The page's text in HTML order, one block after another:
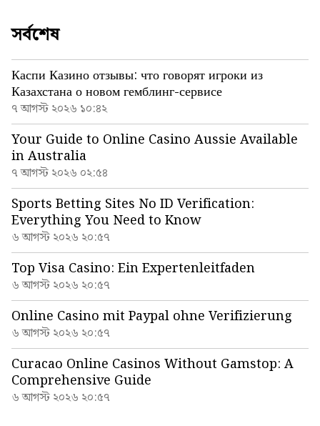
সর্বশেষ
Каспи Казино отзывы: что говорят игроки из
Казахстана о новом гемблинг-сервисе
৭ আগস্ট ২০২৬ ১০:৪২
Your Guide to Online Casino Aussie Available
in Australia
৭ আগস্ট ২০২৬ ০২:৫৪
Sports Betting Sites No ID Verification:
Everything You Need to Know
৬ আগস্ট ২০২৬ ২০:৫৭
Top Visa Casino: Ein Expertenleitfaden
৬ আগস্ট ২০২৬ ২০:৫৭
Online Casino mit Paypal ohne Verifizierung
৬ আগস্ট ২০২৬ ২০:৫৭
Curacao Online Casinos Without Gamstop: A
Comprehensive Guide
৬ আগস্ট ২০২৬ ২০:৫৭